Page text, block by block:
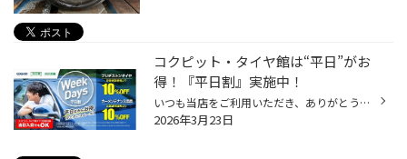
コクピット・タイヤ館は“平日”がお
得！『平日割』実施中！
いつも当店をご利用いただき、ありがとうございます。 コクピット・タイヤ館では、コクピット・タイヤ館アプリ会員の方限定で月曜日から金曜日の間、 タイヤやオイル、バッテリーなどのメンテナンスがお得に交換できる、 『平日割』を実施しております！！ 「平日割」のここがオススメ♪ 平日だと・...
2026年3月23日